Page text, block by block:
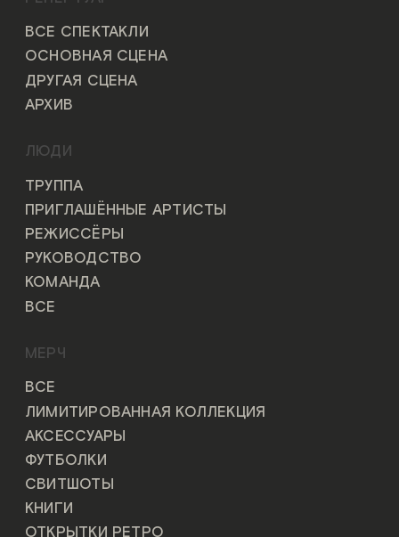
ВСЕ СПЕКТАКЛИ
ОСНОВНАЯ СЦЕНА
ДРУГАЯ СЦЕНА
АРХИВ
ЛЮДИ
ТРУППА
ПРИГЛАШЁННЫЕ АРТИСТЫ
РЕЖИССЁРЫ
РУКОВОДСТВО
КОМАНДА
ВСЕ
МЕРЧ
ВСЕ
ЛИМИТИРОВАННАЯ КОЛЛЕКЦИЯ
АКСЕССУАРЫ
ФУТБОЛКИ
СВИТШОТЫ
КНИГИ
ОТКРЫТКИ РЕТРО